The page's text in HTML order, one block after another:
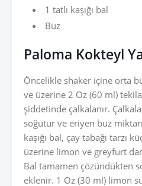
1 tatlı kaşığı bal
Buz
Paloma Kokteyl
Öncelikle shaker içine orta
ve üzerine 2 Oz (60 ml)
şiddetinde çalkalanır.
soğutur ve eriyen buz
kaşığı bal, çay tabağı tarzı
üzerine limon ve greyfurt
Bal tamamen çözündükten
eklenir. 1 Oz (30 ml) limon